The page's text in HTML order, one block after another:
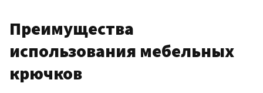
Преимущества
использования мебельных
крючков